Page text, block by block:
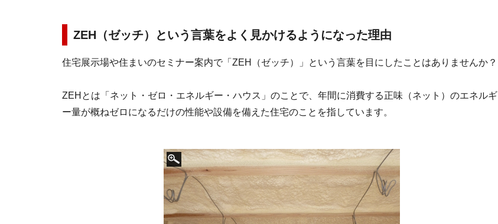
ZEH（ゼッチ）という言葉をよく見かけるようになった理由
住宅展示場や住まいのセミナー案内で「ZEH（ゼッチ）」という言葉を目にしたことはありませんか？
ZEHとは「ネット・ゼロ・エネルギー・ハウス」のことで、年間に消費する正味（ネット）のエネルギ
ー量が概ねゼロになるだけの性能や設備を備えた住宅のことを指しています。